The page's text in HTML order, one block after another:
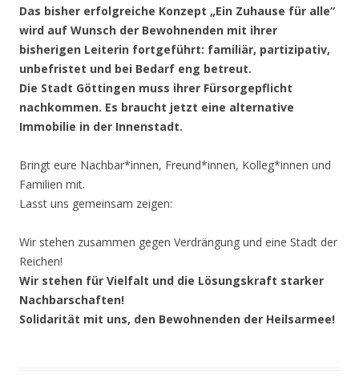
Das bisher erfolgreiche Konzept „Ein Zuhause für alle“
wird auf Wunsch der Bewohnenden mit ihrer
bisherigen Leiterin fortgeführt: familiär, partizipativ,
unbefristet und bei Bedarf eng betreut.
Die Stadt Göttingen muss ihrer Fürsorgepflicht
nachkommen. Es braucht jetzt eine alternative
Immobilie in der Innenstadt.
Bringt eure Nachbar*innen, Freund*innen, Kolleg*innen und
Familien mit.
Lasst uns gemeinsam zeigen:
Wir stehen zusammen gegen Verdrängung und eine Stadt der
Reichen!
Wir stehen für Vielfalt und die Lösungskraft starker
Nachbarschaften!
Solidarität mit uns, den Bewohnenden der Heilsarmee!